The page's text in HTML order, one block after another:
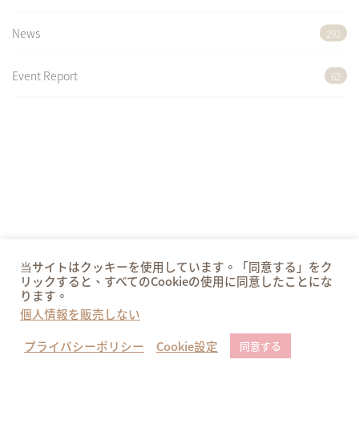
News 292
Event Report 62
当サイトはクッキーを使用しています。「同意する」をク
リックすると、すべてのCookieの使用に同意したことにな
ります。
個人情報を販売しない
プライバシーポリシー
Cookie設定 同意する